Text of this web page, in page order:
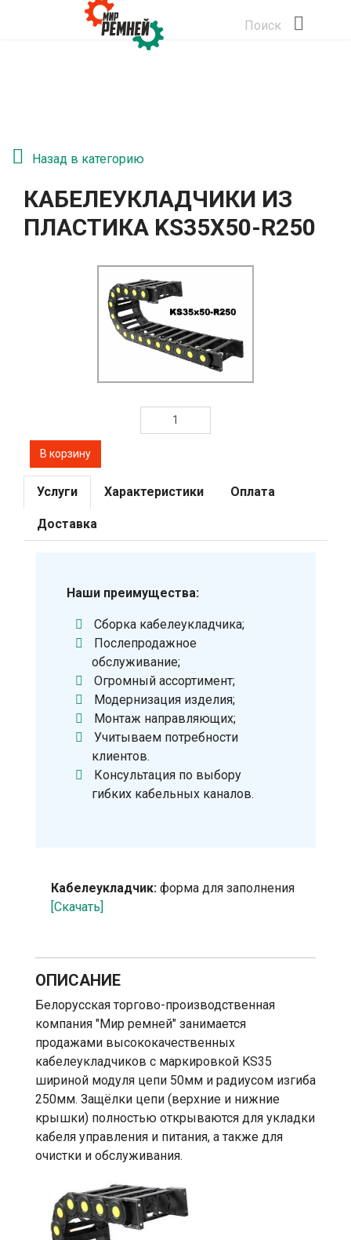
Поиск
Назад в категорию
КАБЕЛЕУКЛАДЧИКИ ИЗ
ПЛАСТИКА KS35Х50-R250
Услуги Характеристики Оплата
Доставка
Наши преимущества:
Сборка кабелеукладчика;
Послепродажное
обслуживание;
Огромный ассортимент;
Модернизация изделия;
Монтаж направляющих;
Учитываем потребности
клиентов.
Консультация по выбору
гибких кабельных каналов.
Кабелеукладчик: форма для заполнения
[Скачать]
ОПИСАНИЕ
Белорусская торгово-производственная
компания "Мир ремней" занимается
продажами высококачественных
кабелеукладчиков с маркировкой KS35
шириной модуля цепи 50мм и радиусом изгиба
250мм. Защёлки цепи (верхние и нижние
крышки) полностью открываются для укладки
кабеля управления и питания, а также для
очистки и обслуживания.